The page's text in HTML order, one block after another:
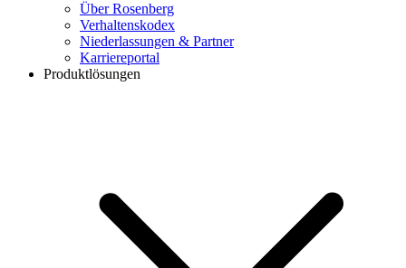
Über Rosenberg
Verhaltenskodex
Niederlassungen & Partner
Karriereportal
Produktlösungen